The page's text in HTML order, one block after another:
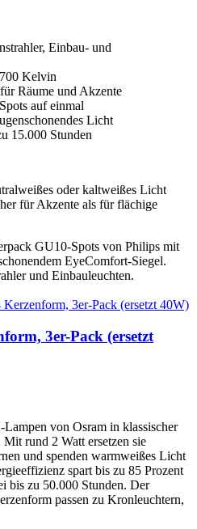
Einbau- und
Kelvin
Räume und Akzente
auf einmal
Licht
15.000 Stunden
oder kaltweißes Licht
für Akzente als für flächige
GU10-Spots von Philips mit
EyeComfort-Siegel.
und Einbauleuchten.
3er-Pack (ersetzt
von Osram in klassischer
rund 2 Watt ersetzen sie
und spenden warmweißes Licht
spart bis zu 85 Prozent
bis zu 50.000 Stunden. Der
passen zu Kronleuchtern,